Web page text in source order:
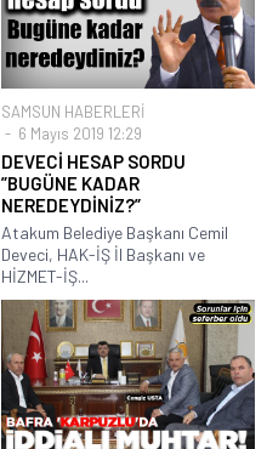
SAMSUN HABERLERİ
6 Mayıs 2019 12:29
DEVECİ HESAP SORDU
”BUGÜNE KADAR
NEREDEYDİNİZ?”
Atakum Belediye Başkanı Cemil
Deveci, HAK-İŞ İl Başkanı ve
HİZMET-İŞ...